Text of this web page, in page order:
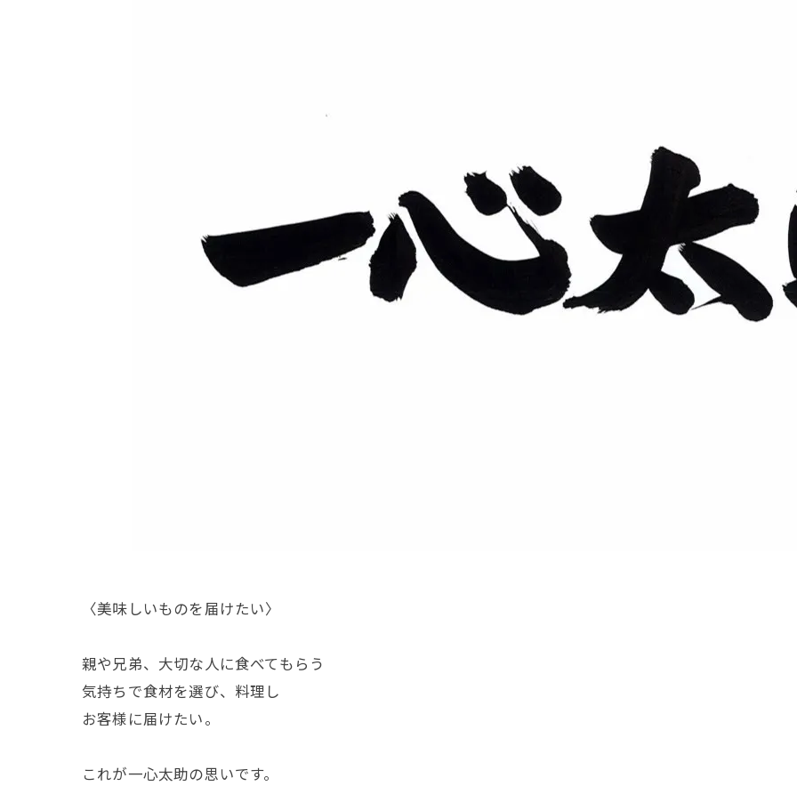
〈美味しいものを届けたい〉
親や兄弟、大切な人に食べてもらう
気持ちで食材を選び、料理し
お客様に届けたい。
これが一心太助の思いです。